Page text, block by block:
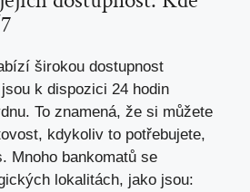
širokou dostupnost
k dispozici 24 hodin
To znamená, že si můžete
kdykoliv to potřebujete,
Mnoho bankomatů se
lokalitách, jako jsou: